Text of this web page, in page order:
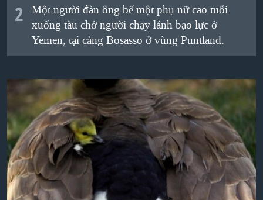
2
Một người đàn ông bế một phụ nữ cao tuổi
xuống tàu chở người chạy lánh bạo lực ở
Yemen, tại cảng Bosasso ở vùng Puntland.